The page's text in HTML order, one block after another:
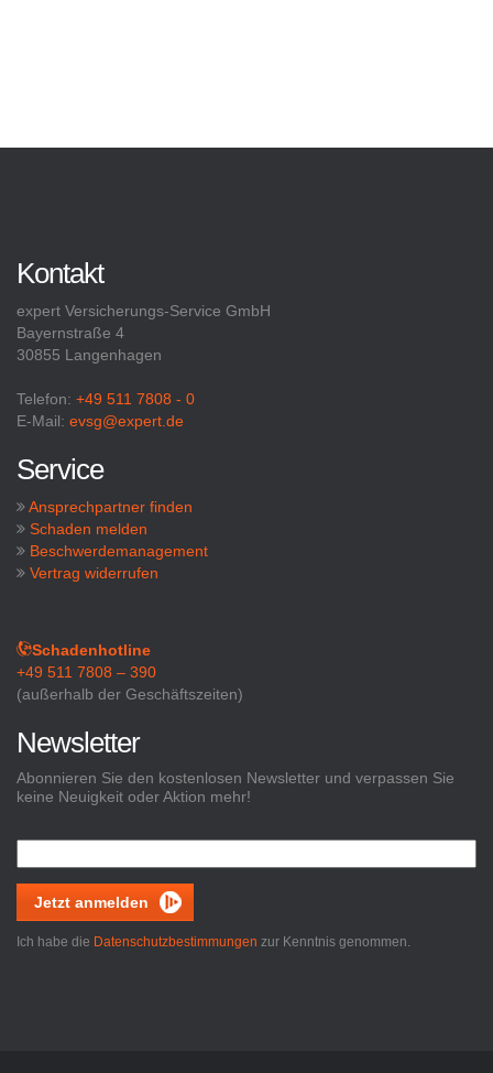
Kontakt
expert Versicherungs-Service GmbH
Bayernstraße 4
30855 Langenhagen
Telefon: +49 511 7808 - 0
E-Mail: evsg@expert.de
Service
Ansprechpartner finden
Schaden melden
Beschwerdemanagement
Vertrag widerrufen
Schadenhotline
+49 511 7808 – 390
(außerhalb der Geschäftszeiten)
Newsletter
Abonnieren Sie den kostenlosen Newsletter und verpassen Sie
keine Neuigkeit oder Aktion mehr!
Jetzt anmelden
Ich habe die Datenschutzbestimmungen zur Kenntnis genommen.